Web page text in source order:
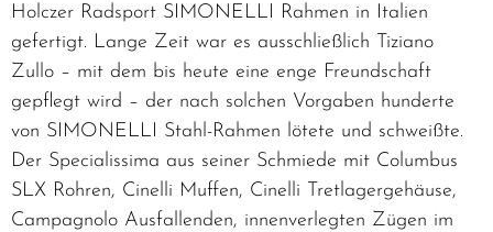
Holczer Radsport SIMONELLI Rahmen in Italien
gefertigt. Lange Zeit war es ausschließlich Tiziano
Zullo – mit dem bis heute eine enge Freundschaft
gepflegt wird – der nach solchen Vorgaben hunderte
von SIMONELLI Stahl-Rahmen lötete und schweißte.
Der Specialissima aus seiner Schmiede mit Columbus
SLX Rohren, Cinelli Muffen, Cinelli Tretlagergehäuse,
Campagnolo Ausfallenden, innenverlegten Zügen im